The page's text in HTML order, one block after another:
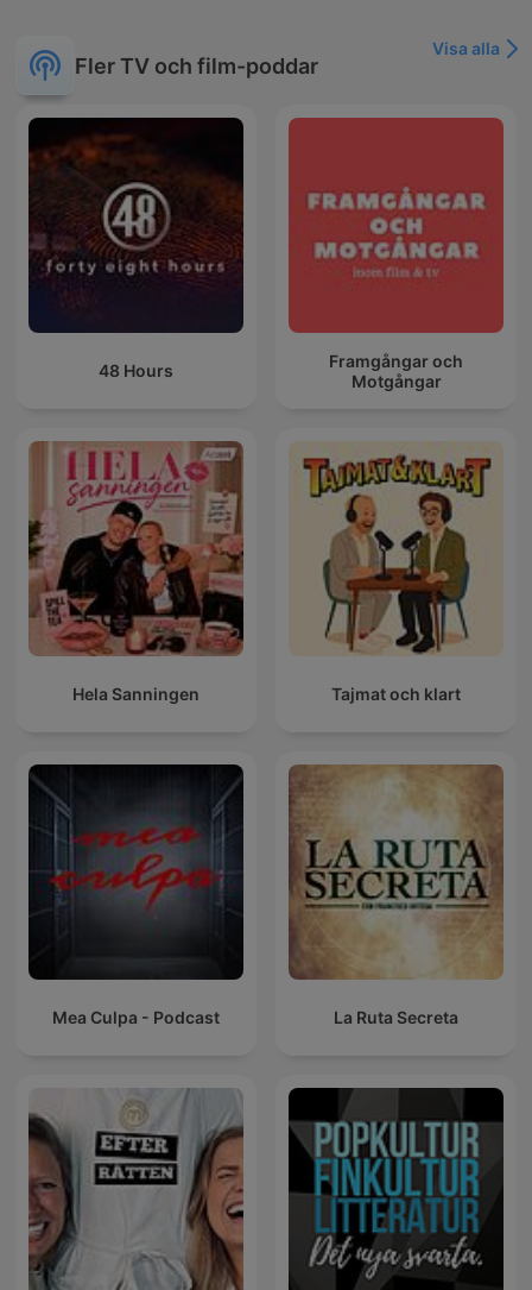
Fler TV och film-poddar
Visa alla
48 Hours
Framgångar och
Motgångar
Hela Sanningen Tajmat och klart
Mea Culpa - Podcast La Ruta Secreta